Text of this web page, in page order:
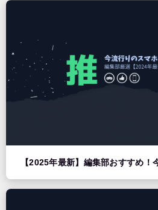
【2025年最新】編集部おすすめ！